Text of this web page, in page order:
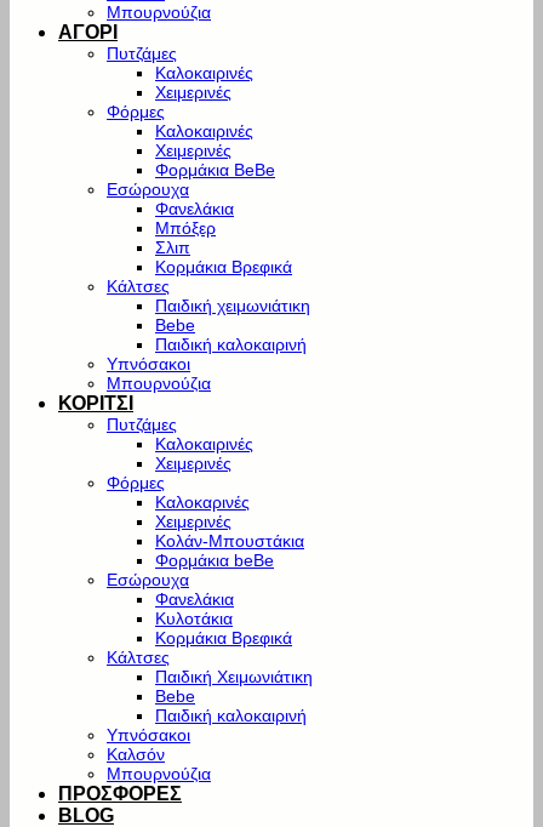
Μπουρνούζια
ΑΓΟΡΙ
Πυτζάμες
Καλοκαιρινές
Χειμερινές
Φόρμες
Καλοκαιρινές
Χειμερινές
Φορμάκια BeBe
Εσώρουχα
Φανελάκια
Μπόξερ
Σλιπ
Κορμάκια Βρεφικά
Κάλτσες
Παιδική χειμωνιάτικη
Bebe
Παιδική καλοκαιρινή
Υπνόσακοι
Μπουρνούζια
ΚΟΡΙΤΣΙ
Πυτζάμες
Καλοκαιρινές
Χειμερινές
Φόρμες
Καλοκαρινές
Χειμερινές
Κολάν-Μπουστάκια
Φορμάκια beBe
Εσώρουχα
Φανελάκια
Κυλοτάκια
Κορμάκια Βρεφικά
Κάλτσες
Παιδική Χειμωνιάτικη
Bebe
Παιδική καλοκαιρινή
Υπνόσακοι
Καλσόν
Μπουρνούζια
ΠΡΟΣΦΟΡΕΣ
BLOG